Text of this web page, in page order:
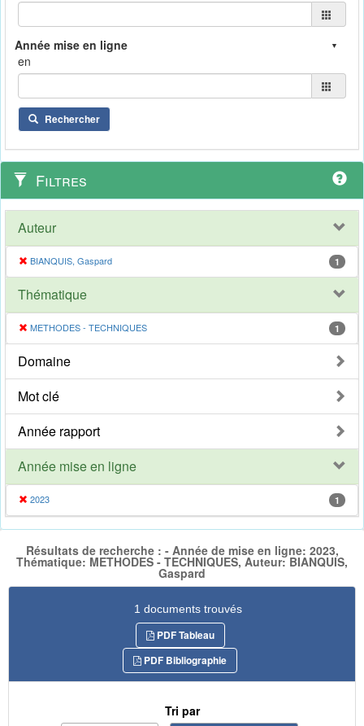
en
Rechercher
Filtres
Auteur
BIANQUIS, Gaspard 1
Thématique
METHODES - TECHNIQUES 1
Domaine
Mot clé
Année rapport
Année mise en ligne
2023 1
Résultats de recherche : - Année de mise en ligne: 2023,
Thématique: METHODES - TECHNIQUES, Auteur: BIANQUIS,
Gaspard
1 documents trouvés
PDF Tableau
PDF Bibliographie
Tri par